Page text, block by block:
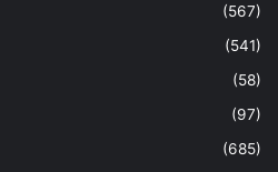
(567)
(541)
(58)
(97)
(685)